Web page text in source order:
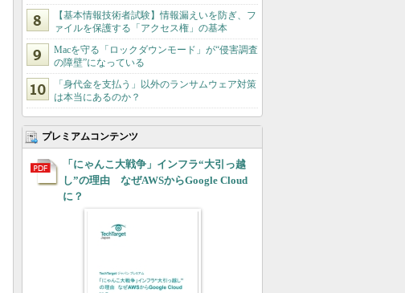
【基本情報技術者試験】情報漏えいを防ぎ、フ
ァイルを保護する「アクセス権」の基本
Macを守る「ロックダウンモード」が“侵害調査
の障壁”になっている
「身代金を支払う」以外のランサムウェア対策
は本当にあるのか？
プレミアムコンテンツ
「にゃんこ大戦争」インフラ“大引っ越
し”の理由 なぜAWSからGoogle Cloud
に？